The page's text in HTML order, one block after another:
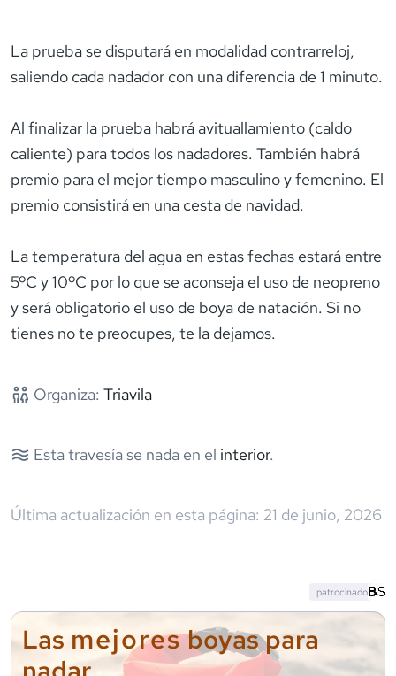
La prueba se disputará en modalidad contrarreloj,
saliendo cada nadador con una diferencia de 1 minuto.
Al finalizar la prueba habrá avituallamiento (caldo
caliente) para todos los nadadores. También habrá
premio para el mejor tiempo masculino y femenino. El
premio consistirá en una cesta de navidad.
La temperatura del agua en estas fechas estará entre
5ºC y 10ºC por lo que se aconseja el uso de neopreno
y será obligatorio el uso de boya de natación. Si no
Organiza: Triavila
Esta travesía se nada en el interior.
Última actualización en esta página: 21 de junio, 2026
Las mejoresboyas para
patrocinado